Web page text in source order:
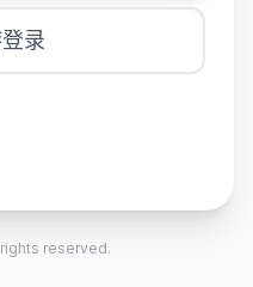
录
reserved.